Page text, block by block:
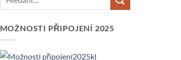
MOŽNOSTI PŘIPOJENÍ 2025